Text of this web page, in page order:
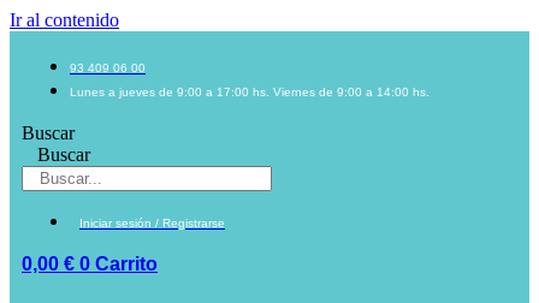
Ir al contenido
93 409 06 00
Lunes a jueves de 9:00 a 17:00 hs. Viernes de 9:00 a 14:00 hs.
Buscar
Buscar
Iniciar sesión / Registrarse
0,00 € 0 Carrito